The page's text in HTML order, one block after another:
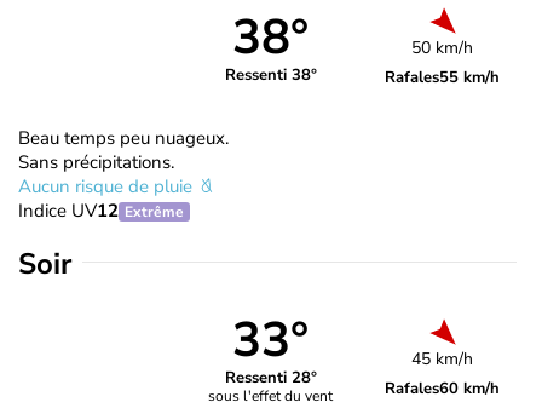
38°
Ressenti 38°
50 km/h
Rafales55 km/h
Beau temps peu nuageux.
Sans précipitations.
Aucun risque de pluie
Indice UV12 Extrême
Soir
33°
Ressenti 28°
sous l'effet du vent
45 km/h
Rafales60 km/h